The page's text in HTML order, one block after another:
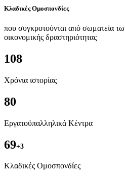
Κλαδικές Ομοσπονδίες
που συγκροτούνται από σωματεία
οικονομικής δραστηριότητας
108
Χρόνια ιστορίας
80
Εργατοϋπαλληλικά Κέντρα
69+3
Kλαδικές Ομοσπονδίες